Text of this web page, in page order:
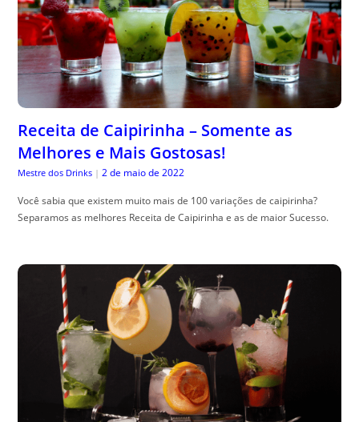
Receita de Caipirinha – Somente as
Melhores e Mais Gostosas!
Mestre dos Drinks | 2 de maio de 2022
Você sabia que existem muito mais de 100 variações de caipirinha?
Separamos as melhores Receita de Caipirinha e as de maior Sucesso.